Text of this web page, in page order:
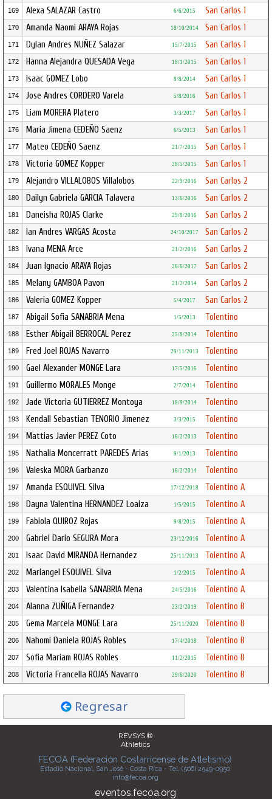
169 Alexa SALAZAR Castro 6/6/2015 San Carlos 1
170 Amanda Naomi ARAYA Rojas 18/10/2014 San Carlos 1
171 Dylan Andres NUÑEZ Salazar 15/7/2015 San Carlos 1
172 Hanna Alejandra QUESADA Vega 18/1/2015 San Carlos 1
173 Isaac GOMEZ Lobo 8/8/2014 San Carlos 1
174 Jose Andres CORDERO Varela 5/8/2016 San Carlos 1
175 Liam MORERA Platero 3/3/2017 San Carlos 1
176 Maria Jimena CEDEÑO Saenz 6/5/2013 San Carlos 1
177 Mateo CEDEÑO Saenz 21/7/2015 San Carlos 1
178 Victoria GOMEZ Kopper 28/5/2015 San Carlos 1
179 Alejandro VILLALOBOS Villalobos 22/9/2016 San Carlos 2
180 Dailyn Gabriela GARCIA Talavera 13/6/2016 San Carlos 2
181 Daneisha ROJAS Clarke 29/8/2016 San Carlos 2
182 Ian Andres VARGAS Acosta 24/10/2017 San Carlos 2
183 Ivana MENA Arce 21/2/2016 San Carlos 2
184 Juan Ignacio ARAYA Rojas 26/6/2017 San Carlos 2
185 Melany GAMBOA Pavon 21/2/2014 San Carlos 2
186 Valeria GOMEZ Kopper 5/4/2017 San Carlos 2
187 Abigail Sofia SANABRIA Mena 1/5/2013 Tolentino
188 Esther Abigail BERROCAL Perez 25/8/2014 Tolentino
189 Fred Joel ROJAS Navarro 29/11/2013 Tolentino
190 Gael Alexander MONGE Lara 17/5/2016 Tolentino
191 Guillermo MORALES Monge 2/7/2014 Tolentino
192 Jade Victoria GUTIERREZ Montoya 18/9/2014 Tolentino
193 Kendall Sebastian TENORIO Jimenez 3/3/2015 Tolentino
194 Mattias Javier PEREZ Coto 16/2/2013 Tolentino
195 Nathalia Moncerratt PAREDES Arias 9/1/2013 Tolentino
196 Valeska MORA Garbanzo 16/2/2014 Tolentino
197 Amanda ESQUIVEL Silva 17/12/2018 Tolentino A
198 Dayna Valentina HERNANDEZ Loaiza 1/5/2015 Tolentino A
199 Fabiola QUIROZ Rojas 9/8/2015 Tolentino A
200 Gabriel Dario SEGURA Mora 23/12/2016 Tolentino A
201 Isaac David MIRANDA Hernandez 25/11/2013 Tolentino A
202 Mariangel ESQUIVEL Silva 1/2/2015 Tolentino A
203 Valentina Isabella SANABRIA Mena 24/5/2016 Tolentino A
204 Alanna ZUÑIGA Fernandez 23/2/2019 Tolentino B
205 Gema Marcela MONGE Lara 25/11/2020 Tolentino B
206 Nahomi Daniela ROJAS Robles 17/4/2018 Tolentino B
207 Sofia Mariam ROJAS Robles 11/2/2015 Tolentino B
208 Victoria Francella ROJAS Navarro 29/6/2020 Tolentino B
Regresar
REVSYS ®
Athletics
FECOA (Federación Costarricense de Atletismo)
Estadio Nacional, San José - Costa Rica - Tel. (506) 2549-0950
info@fecoa.org
eventos.fecoa.org